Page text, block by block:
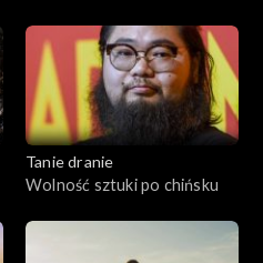
Tanie dranie
Wolność sztuki po chińsku